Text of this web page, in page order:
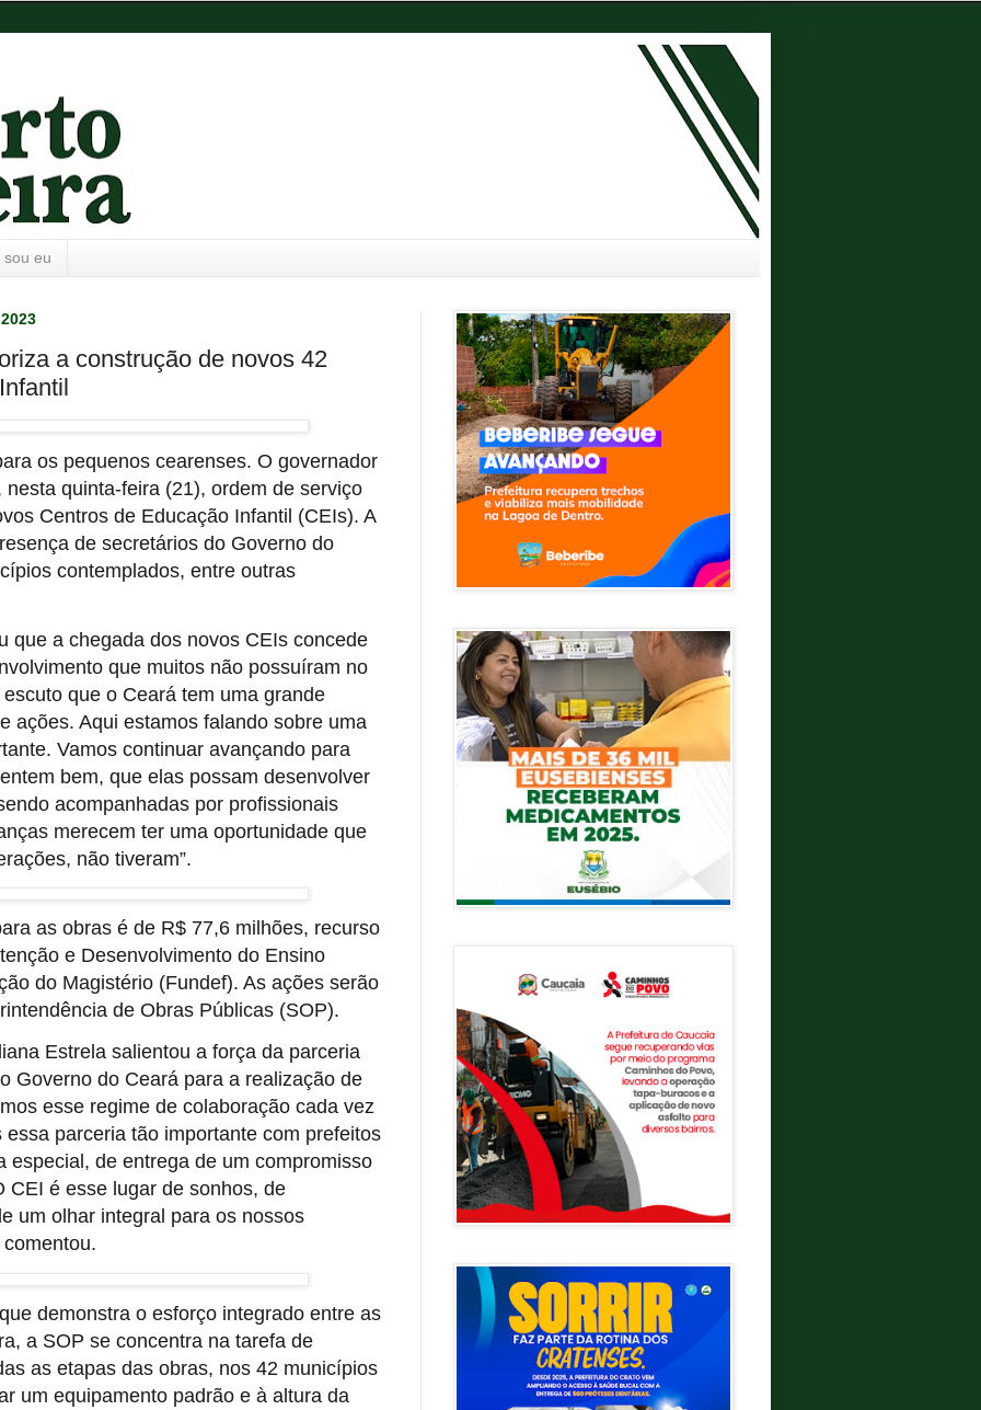
sou eu
a construção de novos 42
os pequenos cearenses. O governador
quinta-feira (21), ordem de serviço
Centros de Educação Infantil (CEIs). A
de secretários do Governo do
contemplados, entre outras
que a chegada dos novos CEIs concede
que muitos não possuíram no
que o Ceará tem uma grande
ações. Aqui estamos falando sobre uma
Vamos continuar avançando para
bem, que elas possam desenvolver
acompanhadas por profissionais
merecem ter uma oportunidade que
não tiveram”.
as obras é de R$ 77,6 milhões, recurso
e Desenvolvimento do Ensino
do Magistério (Fundef). As ações serão
de Obras Públicas (SOP).
Estrela salientou a força da parceria
Governo do Ceará para a realização de
esse regime de colaboração cada vez
parceria tão importante com prefeitos
especial, de entrega de um compromisso
CEI é esse lugar de sonhos, de
um olhar integral para os nossos
demonstra o esforço integrado entre as
a SOP se concentra na tarefa de
as etapas das obras, nos 42 municípios
um equipamento padrão e à altura da